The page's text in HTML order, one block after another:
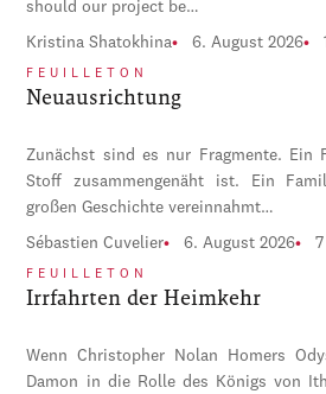
should our project be…
Kristina Shatokhina 6. August 2026
FEUILLETON
Neuausrichtung
Zunächst sind es nur Fragmente. Ein
Stoff zusammengenäht ist. Ein
großen Geschichte vereinnahmt…
Sébastien Cuvelier 6. August 2026
FEUILLETON
Irrfahrten der Heimkehr
Wenn Christopher Nolan Homers
Damon in die Rolle des Königs von